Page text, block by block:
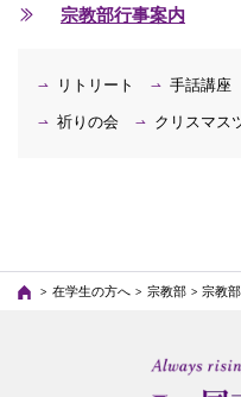
宗教部行事案内
リトリート 手話講座
祈りの会 クリスマス
在学生の方へ 宗教部 宗教